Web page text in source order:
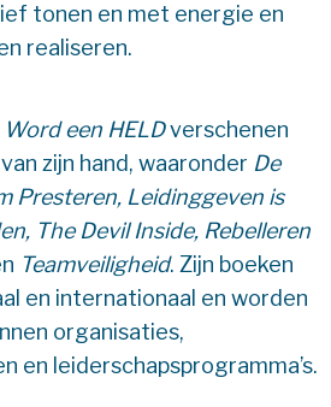
tonen en met energie en
realiseren.
Word een HELDverschenen
zijn hand, waaronder De
Presteren, Leidinggeven is
The Devil Inside, Rebelleren
Teamveiligheid. Zijn boeken
en internationaal en worden
organisaties,
en leiderschapsprogramma’s.